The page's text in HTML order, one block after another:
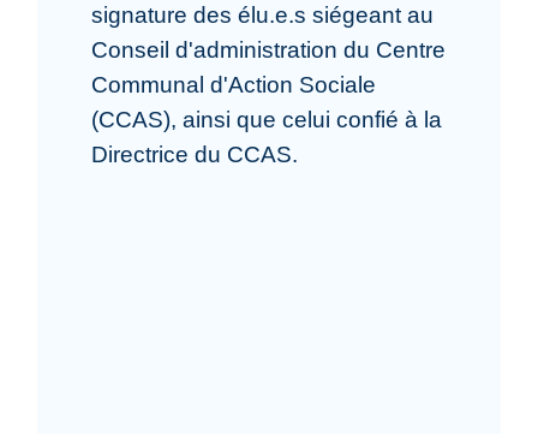
signature des élu.e.s siégeant au
Conseil d'administration du Centre
Communal d'Action Sociale
(CCAS), ainsi que celui confié à la
Directrice du CCAS.